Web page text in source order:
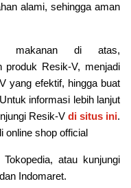
alami, sehingga aman
makanan di atas,
produk Resik-V, menjadi
yang efektif, hingga buat
informasi lebih lanjut
Resik-V di situs ini.
online shop official
atau kunjungi
Indomaret.